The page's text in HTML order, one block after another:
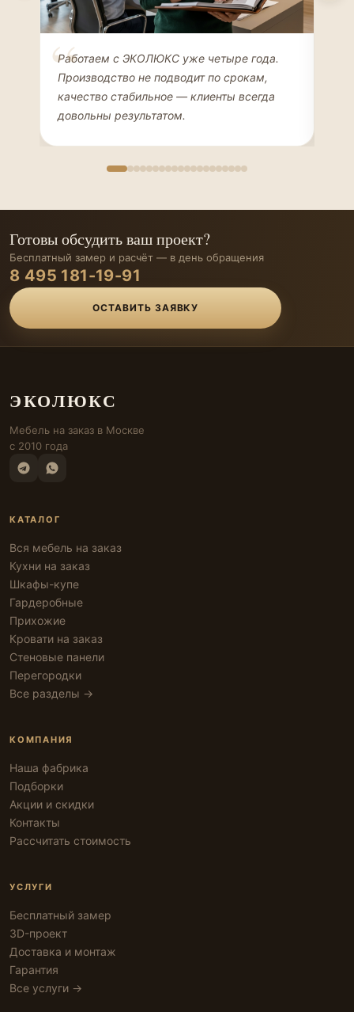
Елена Соколова
ДИЗАЙНЕР ИНТЕРЬЕРОВ
Работаем с ЭКОЛЮКС уже четыре года.
Производство не подводит по срокам,
качество стабильное — клиенты всегда
довольны результатом.
Готовы обсудить ваш проект?
Бесплатный замер и расчёт — в день обращения
8 495 181-19-91
ОСТАВИТЬ ЗАЯВКУ
ЭКОЛЮКС
Мебель на заказ в Москве
с 2010 года
КАТАЛОГ
Вся мебель на заказ
Кухни на заказ
Шкафы-купе
Гардеробные
Прихожие
Кровати на заказ
Стеновые панели
Перегородки
Все разделы →
КОМПАНИЯ
Наша фабрика
Подборки
Акции и скидки
Контакты
Рассчитать стоимость
УСЛУГИ
Бесплатный замер
3D-проект
Доставка и монтаж
Гарантия
Все услуги →